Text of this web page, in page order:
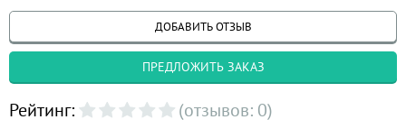
ДОБАВИТЬ ОТЗЫВ
ПРЕДЛОЖИТЬ ЗАКАЗ
Рейтинг: (отзывов: 0)